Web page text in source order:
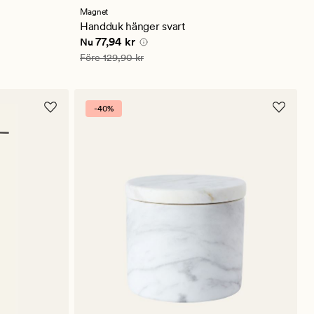
Magnet
Handduk hänger svart
Nuvarande pris
Nu 77,94 kr
Ordinarie pris 129,90 kr
Före129,90 kr
-40%